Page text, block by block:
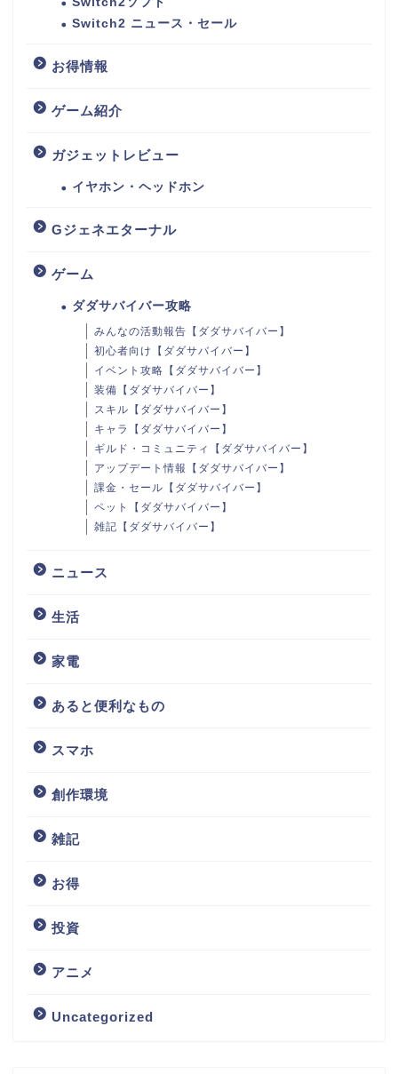
Switch2 ニュース・セール
お得情報
ゲーム紹介
ガジェットレビュー
イヤホン・ヘッドホン
Gジェネエターナル
ゲーム
ダダサバイバー攻略
みんなの活動報告【ダダサバイバー】
初心者向け【ダダサバイバー】
イベント攻略【ダダサバイバー】
装備【ダダサバイバー】
スキル【ダダサバイバー】
キャラ【ダダサバイバー】
ギルド・コミュニティ【ダダサバイバー】
アップデート情報【ダダサバイバー】
課金・セール【ダダサバイバー】
ペット【ダダサバイバー】
雑記【ダダサバイバー】
ニュース
生活
家電
あると便利なもの
スマホ
創作環境
雑記
お得
投資
アニメ
Uncategorized